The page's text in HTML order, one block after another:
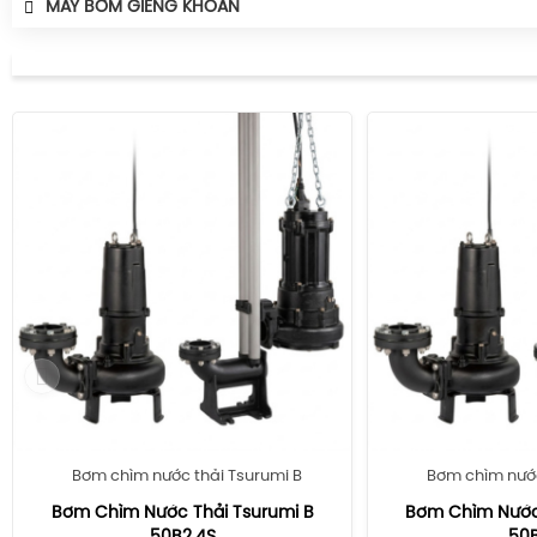
MÁY BƠM GIẾNG KHOAN
Bơm chìm nước thải Tsurumi B
Bơm Chìm Nước Thải Tsurumi B
Bơm chìm
Bơm Chìm